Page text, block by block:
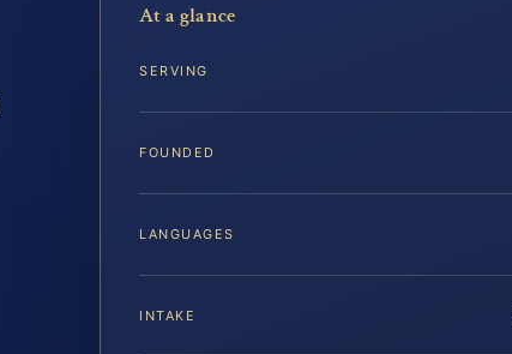
At a glance
SERVING
FOUNDED
LANGUAGES
INTAKE